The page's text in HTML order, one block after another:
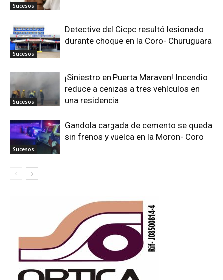
Sucesos
Sucesos
Detective del Cicpc resultó lesionado
durante choque en la Coro- Churuguara
Sucesos
¡Siniestro en Puerta Maraven! Incendio
reduce a cenizas a tres vehículos en
una residencia
Sucesos
Gandola cargada de cemento se queda
sin frenos y vuelca en la Moron- Coro